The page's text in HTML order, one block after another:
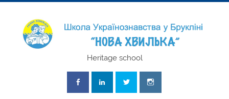
Skip
"Нова
Heritage school